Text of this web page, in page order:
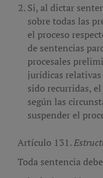
Si, al dictar
sobre todas las
el proceso
de sentencias
procesales
jurídicas
sido recurridas,
según las
suspender el
Artículo 131.
Toda sentencia